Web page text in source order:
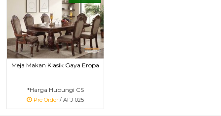
Meja Makan Klasik Gaya Eropa
*Harga Hubungi CS
Pre Order / AFJ-025